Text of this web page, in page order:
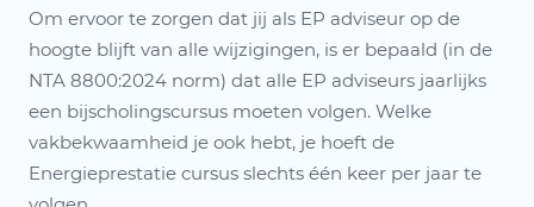
Om ervoor te zorgen dat jij als EP adviseur op de
hoogte blijft van alle wijzigingen, is er bepaald (in de
NTA 8800:2024 norm) dat alle EP adviseurs jaarlijks
een bijscholingscursus moeten volgen. Welke
vakbekwaamheid je ook hebt, je hoeft de
Energieprestatie cursus slechts één keer per jaar te